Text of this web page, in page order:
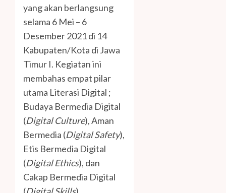
yang akan berlangsung
selama 6 Mei – 6
Desember 2021 di 14
Kabupaten/Kota di Jawa
Timur I. Kegiatan ini
membahas empat pilar
utama Literasi Digital ;
Budaya Bermedia Digital
(Digital Culture), Aman
Bermedia (Digital Safety),
Etis Bermedia Digital
(Digital Ethics), dan
Cakap Bermedia Digital